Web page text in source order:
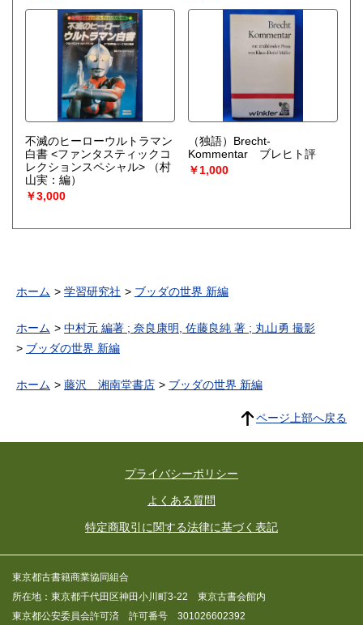
不滅のヒーローウルトラマン
白書 <ファンタスティックコ
レクションスペシャル>
（村
山実：編）
￥3,000
（独語）Brecht-
Kommentar ブレヒト評
￥1,000
ホーム 学習研究社 ブッダの世界 新編
ホーム
中村元 編著 ; 奈良康明, 佐藤良純 著 ; 丸山勇 撮影
ブッダの世界 新編
ホーム 藤沢 湘南堂書店 ブッダの世界 新編
ページ上部へ戻る
プライバシーポリシー
よくある質問
特定商取引に関する法律に基づく表記
東京都古書籍商業協同組合
所在地：東京都千代田区神田小川町3-22 東京古書会館内
東京都公安委員会許可済 許可番号 301026602392